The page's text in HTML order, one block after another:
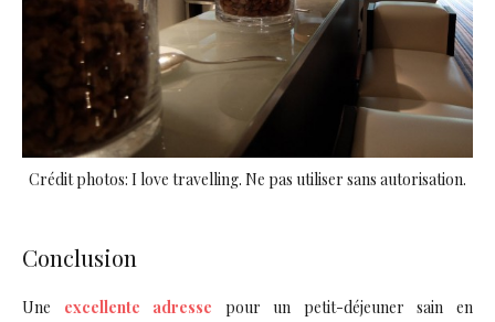
Crédit photos: I love travelling. Ne pas utiliser sans autorisation.
Conclusion
Une excellente adresse pour un petit-déjeuner sain en